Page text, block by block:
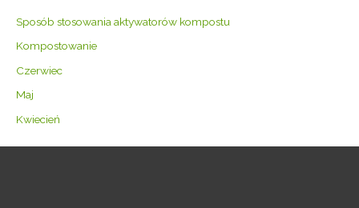
Sposób stosowania aktywatorów kompostu
Kompostowanie
Czerwiec
Maj
Kwiecień